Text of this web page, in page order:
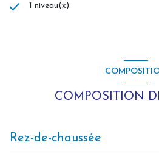
1 niveau(x)
COMPOSITION
Rez-de-chaussée